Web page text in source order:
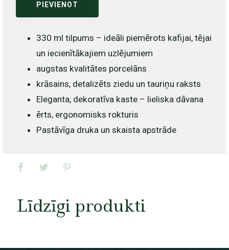
PIEVIENOT
330 ml tilpums – ideāli piemērots kafijai, tējai
un iecienītākajiem uzlējumiem
augstas kvalitātes porcelāns
krāsains, detalizēts ziedu un tauriņu raksts
Eleganta, dekoratīva kaste – lieliska dāvana
ērts, ergonomisks rokturis
Pastāvīga druka un skaista apstrāde
Līdzīgi produkti